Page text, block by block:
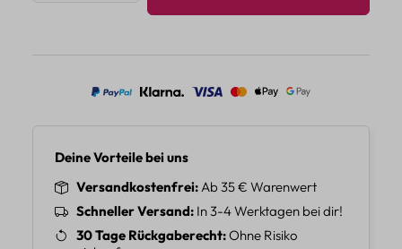
Deine Vorteile bei uns
Versandkostenfrei Ab 35 € Warenwert
Schneller Versand In 3-4 Werktagen bei dir!
30 Tage Rückgaberecht Ohne Risiko